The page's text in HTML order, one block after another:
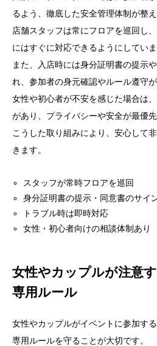
るよう、徹底した安全管理体制が整え
店舗スタッフは常にフロアを巡回し
にはすぐに対応できるようにしていま
また、入店時には身分証明書の提示
れ、参加者の身元確認やルール遵守
女性や初心者が不安を感じた場合は
があり、プライバシーや安全が最優先
こうした取り組みにより、安心して
きます。
スタッフが常時フロアを巡回
身分証明書の提示・同意書のサイ
トラブル時は即時対応
女性・初心者向けの相談体制あり
女性やカップルが注意
専用ルール
女性やカップルがイベントに参加す
専用ルールを守ることが大切です。